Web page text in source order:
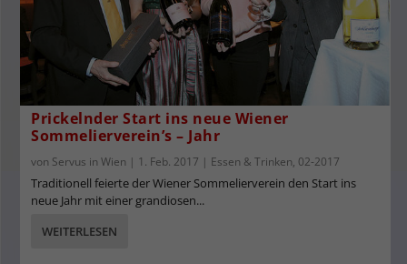
Prickelnder Start ins neue Wiener
Sommelierverein’s – Jahr
von Servus in Wien | 1. Feb. 2017 | Essen & Trinken, 02-2017
Traditionell feierte der Wiener Sommelierverein den Start ins
neue Jahr mit einer grandiosen...
WEITERLESEN